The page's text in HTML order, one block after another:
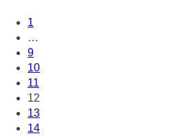
1
…
9
10
11
12
13
14